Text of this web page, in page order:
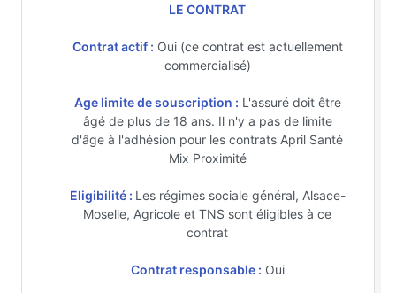
LE CONTRAT
Contrat actif : Oui (ce contrat est actuellement
commercialisé)
Age limite de souscription : L'assuré doit être
âgé de plus de 18 ans. Il n'y a pas de limite
d'âge à l'adhésion pour les contrats April Santé
Mix Proximité
Eligibilité : Les régimes sociale général, Alsace-
Moselle, Agricole et TNS sont éligibles à ce
contrat
Contrat responsable : Oui